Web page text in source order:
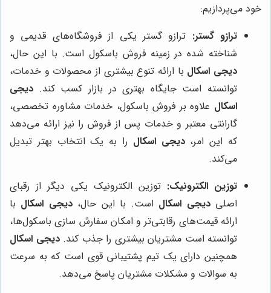
خود می‌پردازیم:
ترازو گستر: ترازو گستر یکی از فروشگاه‌های قدیمی و
شناخته شده در زمینه فروش باسکول است. با این حال،
دیجی اسکال با ارائه تنوع بیشتری از محصولات و خدمات،
توانسته است جایگاه بهتری در بازار کسب کند. دیجی
اسکال علاوه بر فروش باسکول، خدمات مشاوره تخصصی،
گارانتی معتبر و خدمات پس از فروش را نیز ارائه می‌دهد
که این امر،دیجی اسکال را به یک انتخاب بهتر تبدیل
می‌کند.
توزین الکترونیک: توزین الکترونیک یکی دیگر از رقبای
اصلیدیجی اسکال است. با این حال،دیجی اسکال با
ارائه قیمت‌های رقابتی‌تر و امکان سفارش سازی باسکول‌ها،
توانسته است مشتریان بیشتری را جذب کند.دیجی اسکال
همچنین دارای یک تیم پشتیبانی قوی است که به سرعت
به سوالات و مشکلات مشتریان پاسخ می‌دهد.